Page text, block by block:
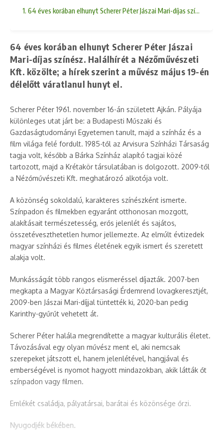
1. 64 éves korában elhunyt Scherer Péter Jászai Mari-díjas színész.
64 éves korában elhunyt Scherer Péter Jászai
Mari-díjas színész. Halálhírét a Nézőművészeti
Kft. közölte; a hírek szerint a művész május 19-én
délelőtt váratlanul hunyt el.
Scherer Péter 1961. november 16-án született Ajkán. Pályája
különleges utat járt be: a Budapesti Műszaki és
Gazdaságtudományi Egyetemen tanult, majd a színház és a
film világa felé fordult. 1985-től az Arvisura Színházi Társaság
tagja volt, később a Bárka Színház alapító tagjai közé
tartozott, majd a Krétakör társulatában is dolgozott. 2009-től
a Nézőművészeti Kft. meghatározó alkotója volt.
A közönség sokoldalú, karakteres színészként ismerte.
Színpadon és filmekben egyaránt otthonosan mozgott,
alakításait természetesség, erős jelenlét és sajátos,
összetéveszthetetlen humor jellemezte. Az elmúlt évtizedek
magyar színházi és filmes életének egyik ismert és szeretett
alakja volt.
Munkásságát több rangos elismeréssel díjazták. 2007-ben
megkapta a Magyar Köztársasági Érdemrend lovagkeresztjét,
2009-ben Jászai Mari-díjjal tüntették ki, 2020-ban pedig
Karinthy-gyűrűt vehetett át.
Scherer Péter halála megrendítette a magyar kulturális életet.
Távozásával egy olyan művész ment el, aki nemcsak
szerepeket játszott el, hanem jelenlétével, hangjával és
emberségével is nyomot hagyott mindazokban, akik látták őt
színpadon vagy filmen.
Emlékét családja, pályatársai, barátai és közönsége őrzi.
Nyugodjék békében.